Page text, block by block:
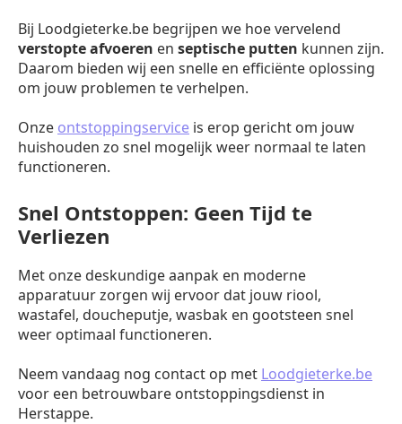
Bij Loodgieterke.be begrijpen we hoe vervelend
verstopte afvoeren en septische putten kunnen zijn.
Daarom bieden wij een snelle en efficiënte oplossing
om jouw problemen te verhelpen.
Onze ontstoppingservice is erop gericht om jouw
huishouden zo snel mogelijk weer normaal te laten
functioneren.
Snel Ontstoppen: Geen Tijd te
Verliezen
Met onze deskundige aanpak en moderne
apparatuur zorgen wij ervoor dat jouw riool,
wastafel, doucheputje, wasbak en gootsteen snel
weer optimaal functioneren.
Neem vandaag nog contact op met Loodgieterke.be
voor een betrouwbare ontstoppingsdienst in
Herstappe.